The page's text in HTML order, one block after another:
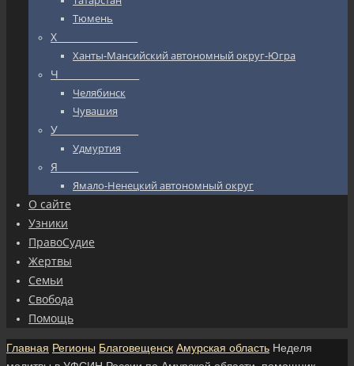
Тюмень
Х_________________
Ханты-Мансийский автономный округ-Югра
Ч_________________
Челябинск
Чувашия
У_________________
Удмуртия
Я_________________
Ямало-Ненецкий автономный округ
О сайте
Узники
ПравоСудие
Жертвы
Семьи
Свобода
Помощь
Главная Регионы Благовещенск Амурская область Неделя